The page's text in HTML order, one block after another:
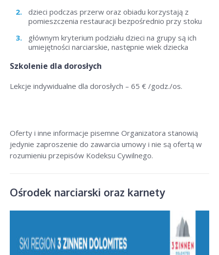
dzieci podczas przerw oraz obiadu korzystają z
pomieszczenia restauracji bezpośrednio przy stoku
głównym kryterium podziału dzieci na grupy są ich
umiejętności narciarskie, następnie wiek dziecka
Szkolenie dla dorosłych
Lekcje indywidualne dla dorosłych – 65 € /godz./os.
Oferty i inne informacje pisemne Organizatora stanowią
jedynie zaproszenie do zawarcia umowy i nie są ofertą w
rozumieniu przepisów Kodeksu Cywilnego.
Ośrodek narciarski oraz karnety